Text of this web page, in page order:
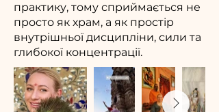
практику, тому сприймається не
просто як храм, а як простір
внутрішньої дисципліни, сили та
глибокої концентрації.